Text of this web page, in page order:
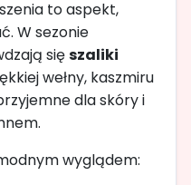
to aspekt,
W sezonie
sięszaliki
wełny, kaszmiru
dla skóry i
wyglądem: